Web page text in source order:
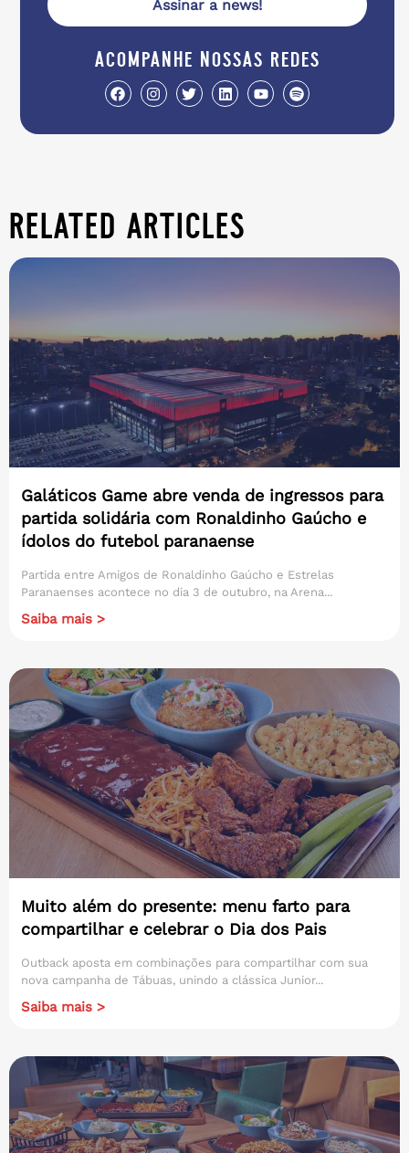
Assinar a news!
acompanhe nossas redes
related articles
Galáticos Game abre venda de ingressos para
partida solidária com Ronaldinho Gaúcho e
ídolos do futebol paranaense
Partida entre Amigos de Ronaldinho Gaúcho e Estrelas
Paranaenses acontece no dia 3 de outubro, na Arena...
Saiba mais >
Muito além do presente: menu farto para
compartilhar e celebrar o Dia dos Pais
Outback aposta em combinações para compartilhar com sua
nova campanha de Tábuas, unindo a clássica Junior...
Saiba mais >